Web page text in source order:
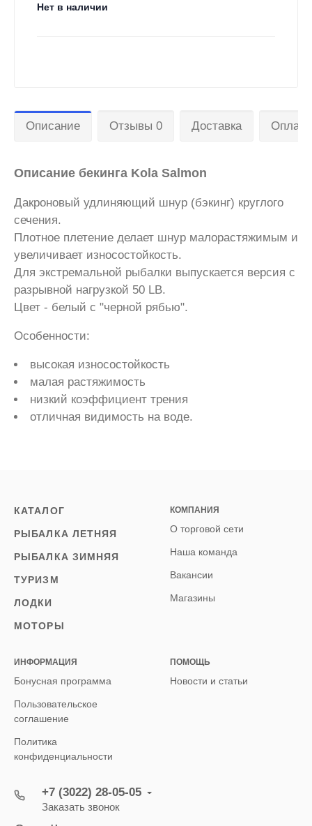
Нет в наличии
Описание Отзывы 0 Доставка Оплата
Описание бекинга Kola Salmon
Дакроновый удлиняющий шнур (бэкинг) круглого
сечения.
Плотное плетение делает шнур малорастяжимым и
увеличивает износостойкость.
Для экстремальной рыбалки выпускается версия с
разрывной нагрузкой 50 LB.
Цвет - белый с "черной рябью".
Особенности:
высокая износостойкость
малая растяжимость
низкий коэффициент трения
отличная видимость на воде.
КАТАЛОГ
РЫБАЛКА ЛЕТНЯЯ
РЫБАЛКА ЗИМНЯЯ
ТУРИЗМ
ЛОДКИ
МОТОРЫ
КОМПАНИЯ
О торговой сети
Наша команда
Вакансии
Магазины
ИНФОРМАЦИЯ
Бонусная программа
Пользовательское
соглашение
Политика
конфиденциальности
ПОМОЩЬ
Новости и статьи
+7 (3022) 28-05-05
Заказать звонок